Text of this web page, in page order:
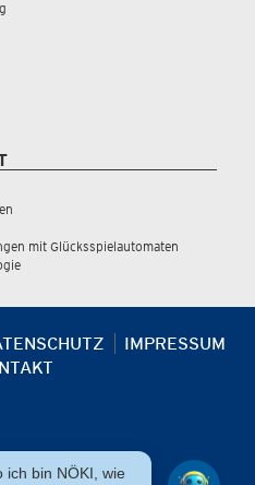
mit Glücksspielautomaten
IMPRESSUM
ich bin NÖKI, wie